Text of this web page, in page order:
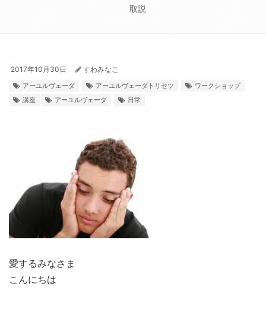
取説
2017年10月30日 すわみなこ
アーユルヴェーダ アーユルヴェーダトリセツ
ワークショップ
講座
アーユルヴェーダ 日常
愛するみなさま
こんにちは